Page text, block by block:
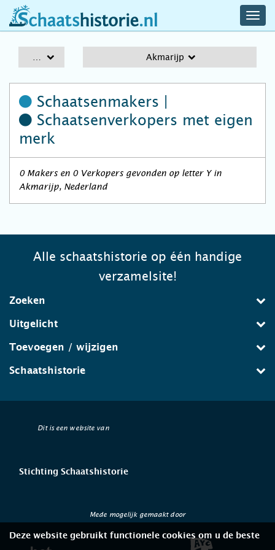
schaatshistorie.nl
Akmarijp
Schaatsenmakers |
Schaatsenverkopers met eigen
merk
0 Makers en 0 Verkopers gevonden op letter Y in
Akmarijp, Nederland
Alle schaatshistorie op één handige
verzamelsite!
Zoeken
Uitgelicht
Toevoegen / wijzigen
Schaatshistorie
Dit is een website van
Stichting Schaatshistorie
Mede mogelijk gemaakt door
Deze website gebruikt functionele cookies om u de beste